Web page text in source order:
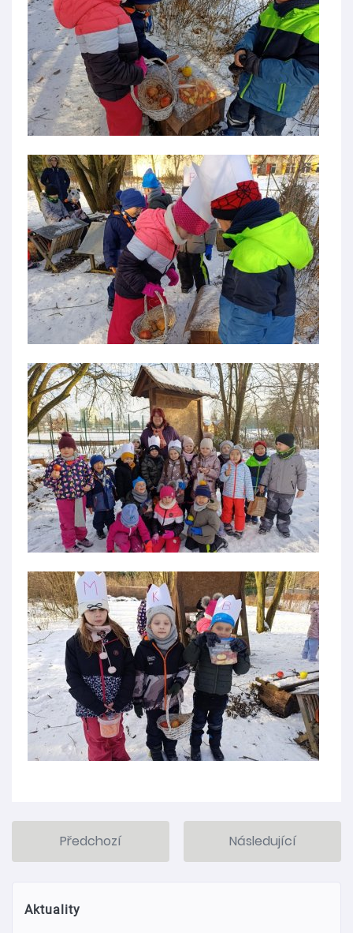
Předchozí Následující
Aktuality